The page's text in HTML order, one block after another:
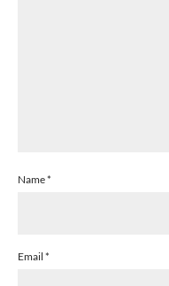
Name*
Email *